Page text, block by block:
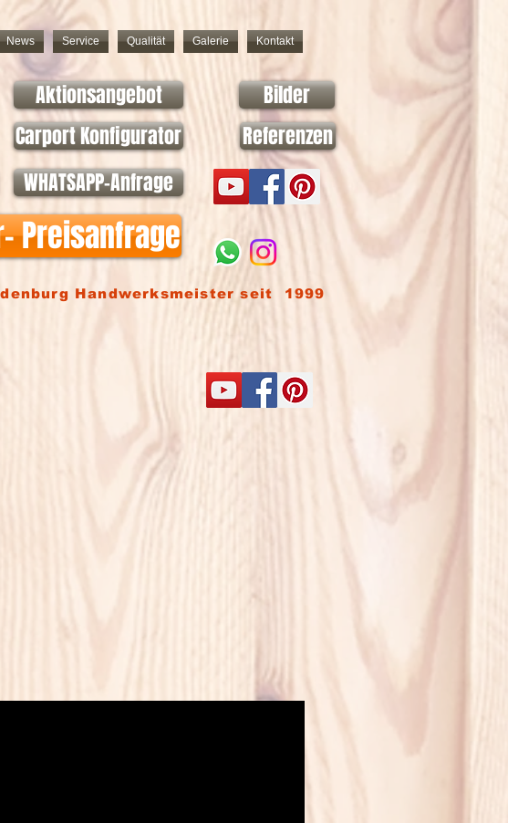
News Service Qualität Galerie Kontakt
Aktionsangebot
Carport Konfigurator
Bilder
Referenzen
WHATSAPP-Anfrage
Preisanfrage
Handwerksmeister seit 1999